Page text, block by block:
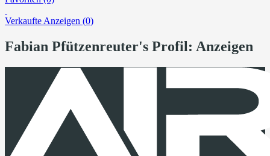
Verkaufte Anzeigen (0)
Fabian Pfützenreuter's Profil: Anzeigen